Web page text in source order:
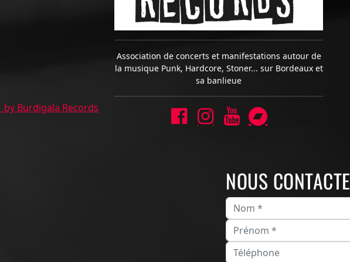
by Burdigala Records
Association de concerts et manifestations autour de
la musique Punk, Hardcore, Stoner... sur Bordeaux et
sa banlieue
NOUS